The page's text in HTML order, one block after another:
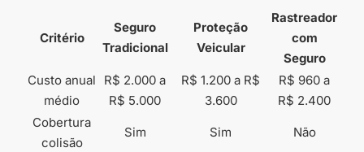
Critério
Seguro
Tradicional
Proteção
Veicular
Rastreador
com
Seguro
Custo anual
médio
R$ 2.000 a
R$ 5.000
R$ 1.200 a R$
3.600
R$ 960 a
R$ 2.400
Cobertura
colisão
Sim Sim Não